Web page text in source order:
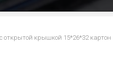
открытой крышкой 15*26*32 картон